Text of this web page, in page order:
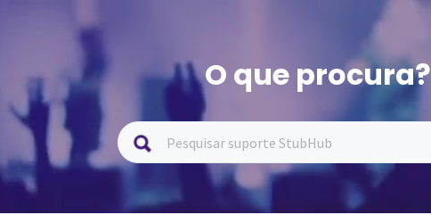
O que procura?